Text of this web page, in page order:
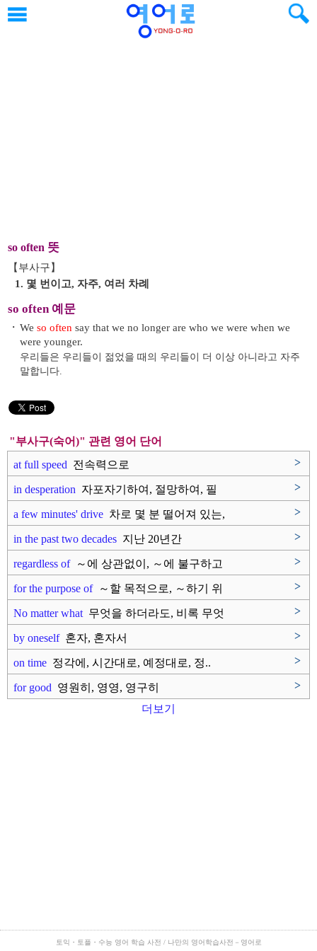
so often 뜻
【부사구】
1. 몇 번이고, 자주, 여러 차례
so often 예문
・ We so often say that we no longer are who we were when we
were younger.
우리들은 우리들이 젊었을 때의 우리들이 더 이상 아니라고 자주
말합니다.
"부사구(숙어)" 관련 영어 단어
at full speed 전속력으로 >
in desperation 자포자기하여, 절망하여, 필
>
a few minutes' drive 차로 몇 분 떨어져 있는,
>
in the past two decades 지난 20년간 >
regardless of～에 상관없이, ～에 불구하고 >
for the purpose of～할 목적으로, ～하기 위
>
No matter what 무엇을 하더라도, 비록 무엇
>
by oneself혼자, 혼자서 >
on time 정각에, 시간대로, 예정대로, 정.. >
for good 영원히, 영영, 영구히
>
더보기
토익・토플・수능 영어 학습 사전 / 나만의 영어학습사전－영어로